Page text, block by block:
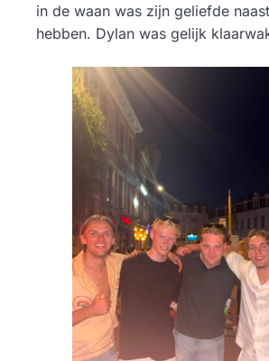
in de waan was zijn geliefde
hebben. Dylan was gelijk